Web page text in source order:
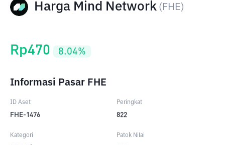
Harga Mind Network ( FHE)
Rp470 8.04%
Informasi Pasar FHE
ID Aset
FHE-1476
Peringkat
822
Kategori Patok Nilai